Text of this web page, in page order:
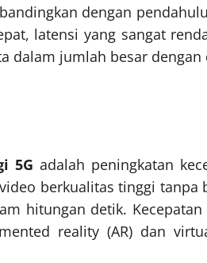
dengan
latensi yang sangat
dalam jumlah besar dengan
5G adalah peningkatan
berkualitas tinggi tanpa
hitungan detik.
reality (AR) dan